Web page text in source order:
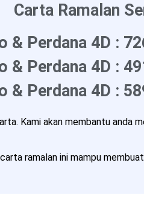
Carta Ramalan
& Perdana 4D :
& Perdana 4D :
& Perdana 4D :
Kami akan membantu anda
ramalan ini mampu